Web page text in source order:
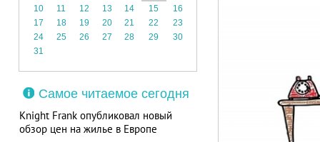
10
11 12 13 14 15
16
17
18 19 20 21 22
23
24
25 26 27 28 29
30
31
Самое читаемое сегодня
Knight Frank опубликовал новый
обзор цен на жилье в Европе